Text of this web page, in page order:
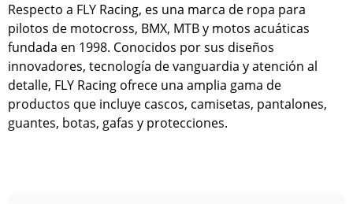
Respecto a FLY Racing, es una marca de ropa para
pilotos de motocross, BMX, MTB y motos acuáticas
fundada en 1998. Conocidos por sus diseños
innovadores, tecnología de vanguardia y atención al
detalle, FLY Racing ofrece una amplia gama de
productos que incluye cascos, camisetas, pantalones,
guantes, botas, gafas y protecciones.